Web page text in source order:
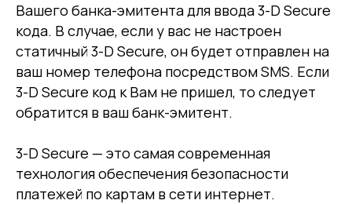
Вашего банка-эмитента для ввода 3-D Secure
кода. В случае, если у вас не настроен
статичный 3-D Secure, он будет отправлен на
ваш номер телефона посредством SMS. Если
3-D Secure код к Вам не пришел, то следует
обратится в ваш банк-эмитент.
3-D Secure — это самая современная
технология обеспечения безопасности
платежей по картам в сети интернет.